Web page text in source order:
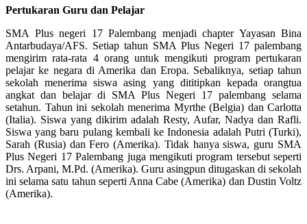
Pertukaran Guru dan Pelajar
SMA Plus negeri 17 Palembang menjadi chapter Yayasan Bina
Antarbudaya/AFS. Setiap tahun SMA Plus Negeri 17 palembang
mengirim rata-rata 4 orang untuk mengikuti program pertukaran
pelajar ke negara di Amerika dan Eropa. Sebaliknya, setiap tahun
sekolah menerima siswa asing yang dititipkan kepada orangtua
angkat dan belajar di SMA Plus Negeri 17 palembang selama
setahun. Tahun ini sekolah menerima Myrthe (Belgia) dan Carlotta
(Italia). Siswa yang dikirim adalah Resty, Aufar, Nadya dan Rafli.
Siswa yang baru pulang kembali ke Indonesia adalah Putri (Turki),
Sarah (Rusia) dan Fero (Amerika). Tidak hanya siswa, guru SMA
Plus Negeri 17 Palembang juga mengikuti program tersebut seperti
Drs. Arpani, M.Pd. (Amerika). Guru asingpun ditugaskan di sekolah
ini selama satu tahun seperti Anna Cabe (Amerika) dan Dustin Voltz
(Amerika).